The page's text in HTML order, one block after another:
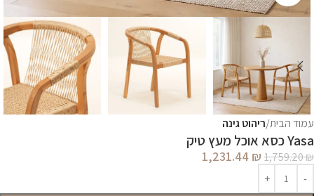
עמוד הבית ריהוט גינה
Yasa כסא אוכל מעץ טיק
1,759.20₪
1,231.44 ₪